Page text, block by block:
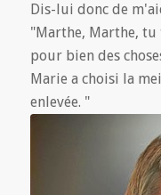
Dis-lui donc de
"Marthe, Marthe,
pour bien des
Marie a choisi la
enlevée. "